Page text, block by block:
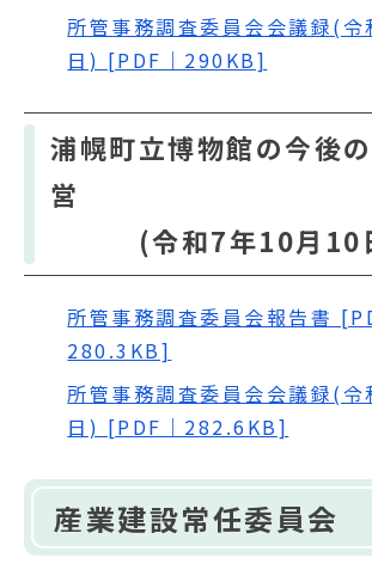
所管事務調査委員会会議録(
日) [PDF｜290KB]
浦幌町立博物館の今後
(令和7年10月10
所管事務調査委員会報告書
280.3KB]
所管事務調査委員会会議録(
日) [PDF｜282.6KB]
産業建設常任委員会